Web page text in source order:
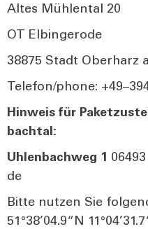
Altes Müh­len­tal 20
OT Elb­in­ge­ro­de
38875 Stadt Ober­harz
Telefon/phone:
Hin­weis für
bach­tal:
Uhlen­bach­weg 1
de
Bit­te nut­zen Sie
51°38’04.9“N